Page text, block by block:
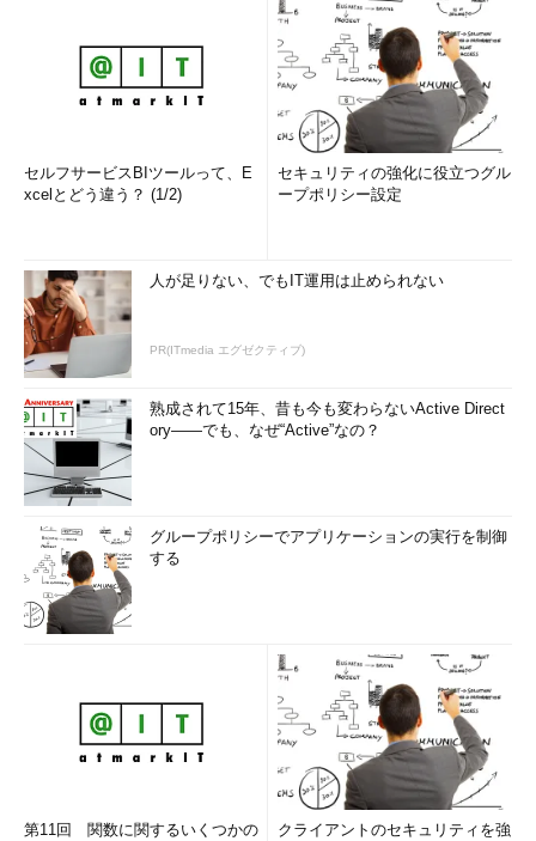
セルフサービスBIツールって、E
xcelとどう違う？ (1/2)
セキュリティの強化に役立つグル
ープポリシー設定
人が足りない、でもIT運用は止められない
PR(ITmedia エグゼクティブ)
熟成されて15年、昔も今も変わらないActive Direct
ory――でも、なぜ“Active”なの？
グループポリシーでアプリケーションの実行を制御
する
第11回 関数に関するいくつかの
クライアントのセキュリティを強